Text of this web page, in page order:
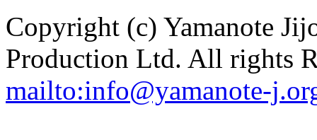
Copyright (c) Yamanote
Production Ltd. All rights
mailto:info@yamanote-